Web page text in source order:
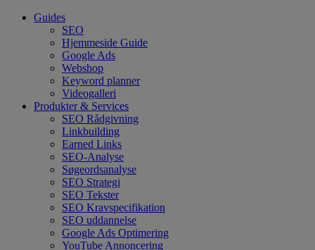
Guides
SEO
Hjemmeside Guide
Google Ads
Webshop
Keyword planner
Videogalleri
Produkter & Services
SEO Rådgivning
Linkbuilding
Earned Links
SEO-Analyse
Søgeordsanalyse
SEO Strategi
SEO Tekster
SEO Kravspecifikation
SEO uddannelse
Google Ads Optimering
YouTube Annoncering